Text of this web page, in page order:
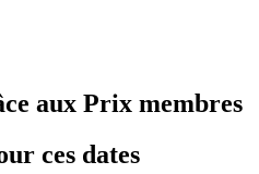
aux Prix membres
ces dates